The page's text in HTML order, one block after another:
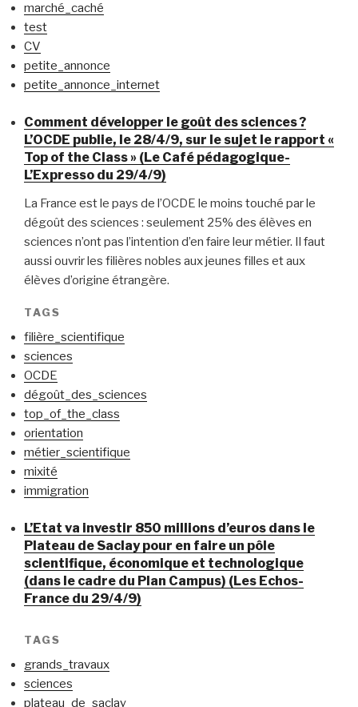
marché_caché
test
CV
petite_annonce
petite_annonce_internet
Comment développer le goût des sciences ?
L’OCDE publie, le 28/4/9, sur le sujet le rapport «
Top of the Class » (Le Café pédagogique-
L’Expresso du 29/4/9)
La France est le pays de l’OCDE le moins touché par le
dégoût des sciences : seulement 25% des élèves en
sciences n’ont pas l’intention d’en faire leur métier. Il faut
aussi ouvrir les filières nobles aux jeunes filles et aux
élèves d’origine étrangère.
TAGS
filière_scientifique
sciences
OCDE
dégoût_des_sciences
top_of_the_class
orientation
métier_scientifique
mixité
immigration
L’Etat va investir 850 millions d’euros dans le
Plateau de Saclay pour en faire un pôle
scientifique, économique et technologique
(dans le cadre du Plan Campus) (Les Echos-
France du 29/4/9)
TAGS
grands_travaux
sciences
plateau_de_saclay